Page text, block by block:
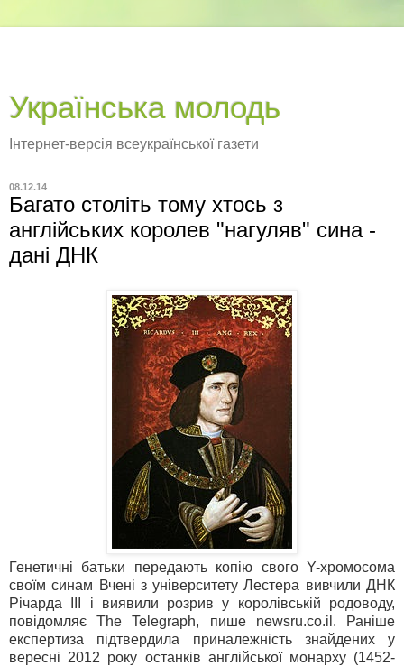
Українська молодь
Інтернет-версія всеукраїнської газети
08.12.14
Багато століть тому хтось з
англійських королев "нагуляв" сина -
дані ДНК
Генетичні батьки передають копію свого Y-хромосома
своїм синам Вчені з університету Лестера вивчили ДНК
Річарда III і виявили розрив у королівській родоводу,
повідомляє The Telegraph, пише newsru.co.il. Раніше
експертиза підтвердила приналежність знайдених у
вересні 2012 року останків англійської монарху (1452-